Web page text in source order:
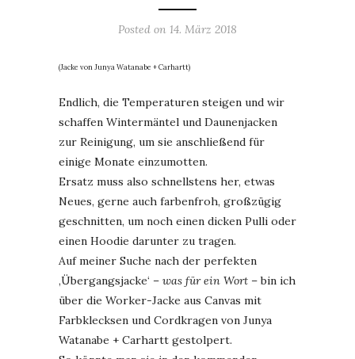
Posted on 14. März 2018
(Jacke von Junya Watanabe + Carhartt)
Endlich, die Temperaturen steigen und wir
schaffen Wintermäntel und Daunenjacken
zur Reinigung, um sie anschließend für
einige Monate einzumotten.
Ersatz muss also schnellstens her, etwas
Neues, gerne auch farbenfroh, großzügig
geschnitten, um noch einen dicken Pulli oder
einen Hoodie darunter zu tragen.
Auf meiner Suche nach der perfekten
‚Übergangsjacke‘ – was für ein Wort – bin ich
über die Worker-Jacke aus Canvas mit
Farbklecksen und Cordkragen von Junya
Watanabe + Carhartt gestolpert.